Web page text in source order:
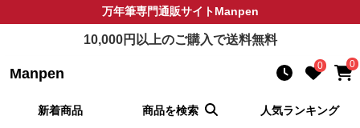
万年筆専門通販サイトManpen
10,000円以上のご購入で送料無料
Manpen 0 0
新着商品 商品を検索 人気ランキング